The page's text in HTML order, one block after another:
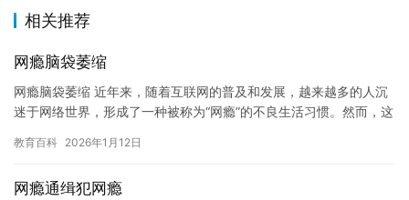
相关推荐
网瘾脑袋萎缩
网瘾脑袋萎缩 近年来，随着互联网的普及和发展，越来越多的人沉
迷于网络世界，形成了一种被称为“网瘾”的不良生活习惯。然而，这
教育百科 2026年1月12日
网瘾通缉犯网瘾